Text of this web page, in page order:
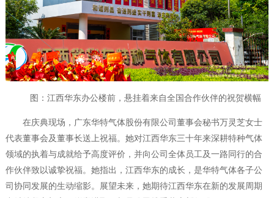
图：江西华东办公楼前，悬挂着来自全国合作伙伴的祝贺横幅
在庆典现场，广东华特气体股份有限公司董事会秘书万灵芝女士
代表董事会及董事长送上祝福。她对江西华东三十年来深耕特种气体
领域的执着与成就给予高度评价，并向公司全体员工及一路同行的合
作伙伴致以诚挚祝福。她指出，江西华东的成长，是华特气体各子公
司协同发展的生动缩影。展望未来，她期待江西华东在新的发展周期